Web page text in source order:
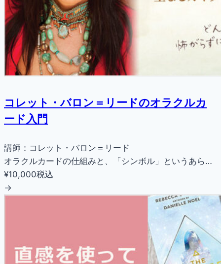
コレット・バロン＝リードのオラクルカ
ード入門
講師：コレット・バロン＝リード
オラクルカードの仕組みと、「シンボル」というあら…
¥10,000税込
→